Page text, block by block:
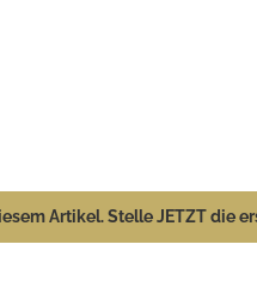
Artikel. Stelle JETZT die